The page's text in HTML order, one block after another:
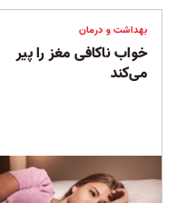
بهداشت و درمان
خواب ناکافی مغز را پیر
می‌کند